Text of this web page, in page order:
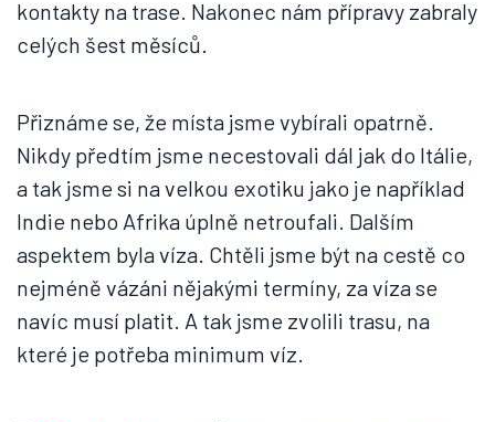
kontakty na trase. Nakonec nám přípravy zabraly
celých šest měsíců.
Přiznáme se, že místa jsme vybírali opatrně.
Nikdy předtím jsme necestovali dál jak do Itálie,
a tak jsme si na velkou exotiku jako je například
Indie nebo Afrika úplně netroufali. Dalším
aspektem byla víza. Chtěli jsme být na cestě co
nejméně vázáni nějakými termíny, za víza se
navíc musí platit. A tak jsme zvolili trasu, na
které je potřeba minimum víz.